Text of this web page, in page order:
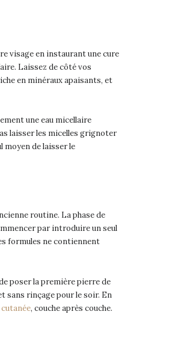
visage en instaurant une cure
Laissez de côté vos
en minéraux apaisants, et
une eau micellaire
laisser les micelles grignoter
moyen de laisser le
routine. La phase de
par introduire un seul
formules ne contiennent
poser la première pierre de
sans rinçage pour le soir. En
, couche après couche.